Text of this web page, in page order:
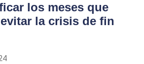
los meses que
la crisis de fin